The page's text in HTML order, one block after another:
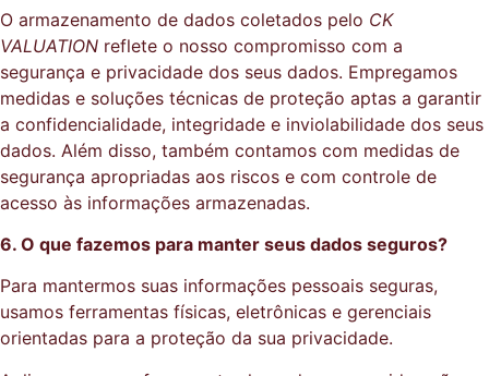
O armazenamento de dados coletados pelo CK
VALUATION reflete o nosso compromisso com a
segurança e privacidade dos seus dados. Empregamos
medidas e soluções técnicas de proteção aptas a garantir
a confidencialidade, integridade e inviolabilidade dos seus
dados. Além disso, também contamos com medidas de
segurança apropriadas aos riscos e com controle de
acesso às informações armazenadas.
6. O que fazemos para manter seus dados seguros?
Para mantermos suas informações pessoais seguras,
usamos ferramentas físicas, eletrônicas e gerenciais
orientadas para a proteção da sua privacidade.